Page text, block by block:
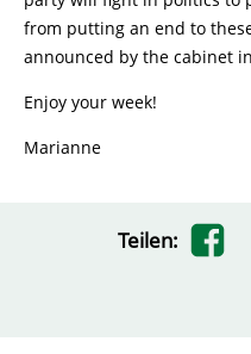
from putting an end to
announced by the cabinet
Enjoy your week!
Marianne
Teilen: